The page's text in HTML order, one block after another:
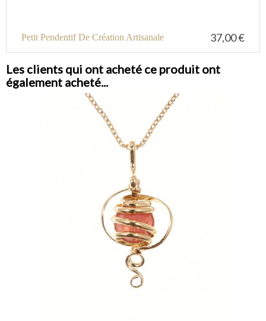
Petit Pendentif De Création Artisanale 37,00 €
Les clients qui ont acheté ce produit ont
également acheté...